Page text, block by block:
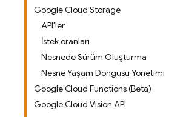
Google Cloud Storage
API'ler
İstek oranları
Nesnede Sürüm Oluşturma
Nesne Yaşam Döngüsü Yönetimi
Google Cloud Functions (Beta)
Google Cloud Vision API